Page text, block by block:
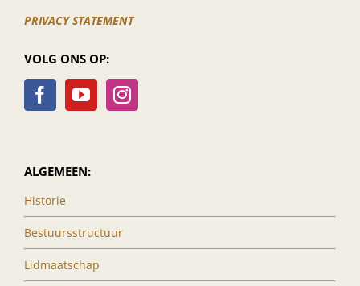
PRIVACY STATEMENT
VOLG ONS OP:
ALGEMEEN:
Historie
Bestuursstructuur
Lidmaatschap